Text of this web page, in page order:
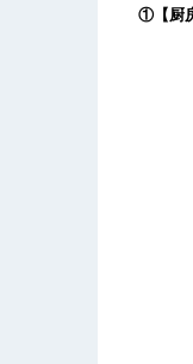
①【厨